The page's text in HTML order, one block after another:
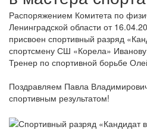
Распоряжением Комитета по
Ленинградской области от
присвоен спортивный разряд
спортсмену СШ «Корела»
Тренер по спортивной борьбе
Поздравляем Павла
спортивным результатом!